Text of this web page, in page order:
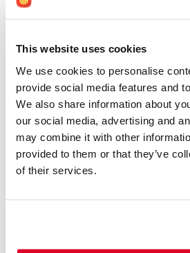
This website uses cookies
We use cookies to personalise
provide social media features and
We also share information about
our social media, advertising and
may combine it with other
provided to them or that they’ve
of their services.
Anfälligkeit bei älteren Menschen
Angina pectoris
Angst(störung)
Ankyloserende spondylitis
Anorexia nervosa
Anorexie
Anosmie